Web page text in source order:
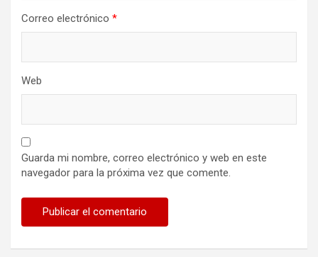
Correo electrónico *
Web
Guarda mi nombre, correo electrónico y web en este
navegador para la próxima vez que comente.